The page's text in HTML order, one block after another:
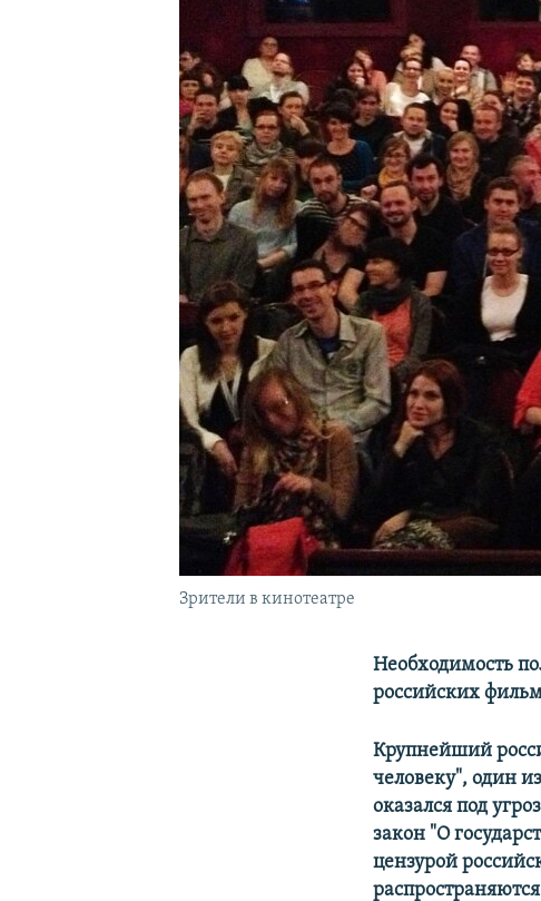
ПОДПИШИТЕСЬ НА РАССЫЛКУ
Зрители в кинотеатре
Необходимость
российских
Крупнейший
человеку", один
оказался под
закон "О
цензурой